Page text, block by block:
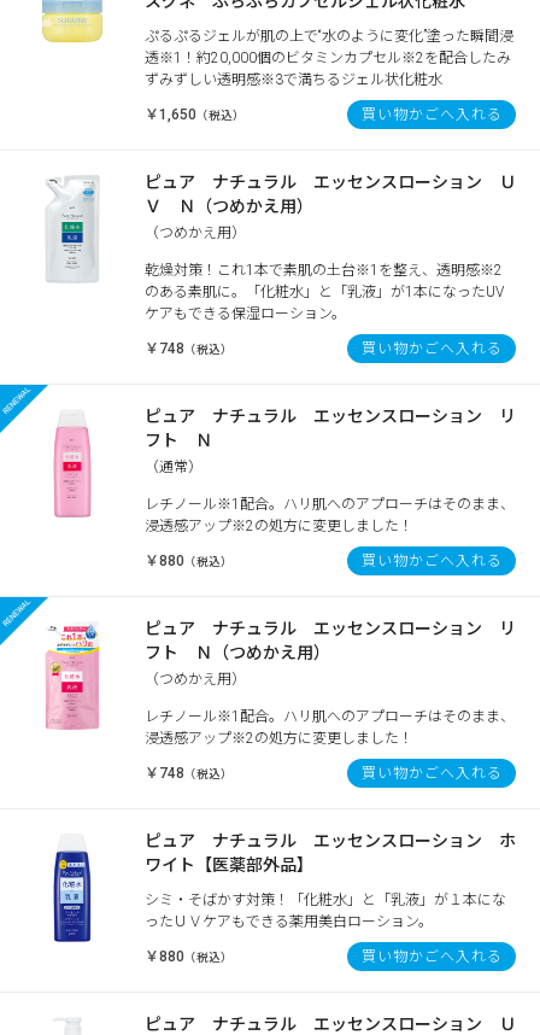
ぷるぷるジェルが肌の上で“水のように変化”塗った瞬間浸
透※1！約20,000個のビタミンカプセル※2を配合したみ
ずみずしい透明感※3で満ちるジェル状化粧水
￥1,650 （税込） 買い物かごへ入れる
ピュア ナチュラル エッセンスローション Ｕ
Ｖ Ｎ（つめかえ用）
（つめかえ用）
乾燥対策！これ1本で素肌の土台※1を整え、透明感※2
のある素肌に。「化粧水」と「乳液」が1本になったUV
ケアもできる保湿ローション。
￥748 （税込） 買い物かごへ入れる
ピュア ナチュラル エッセンスローション リ
フト Ｎ
（通常）
レチノール※1配合。ハリ肌へのアプローチはそのまま、
浸透感アップ※2の処方に変更しました！
￥880 （税込） 買い物かごへ入れる
ピュア ナチュラル エッセンスローション リ
フト Ｎ（つめかえ用）
（つめかえ用）
レチノール※1配合。ハリ肌へのアプローチはそのまま、
浸透感アップ※2の処方に変更しました！
￥748 （税込） 買い物かごへ入れる
ピュア ナチュラル エッセンスローション ホ
ワイト【医薬部外品】
シミ・そばかす対策！「化粧水」と「乳液」が１本にな
ったＵＶケアもできる薬用美白ローション。
￥880 （税込） 買い物かごへ入れる
ピュア ナチュラル エッセンスローション Ｕ